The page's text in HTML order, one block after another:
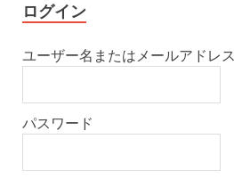
ログイン
ユーザー名またはメールアドレス
パスワード